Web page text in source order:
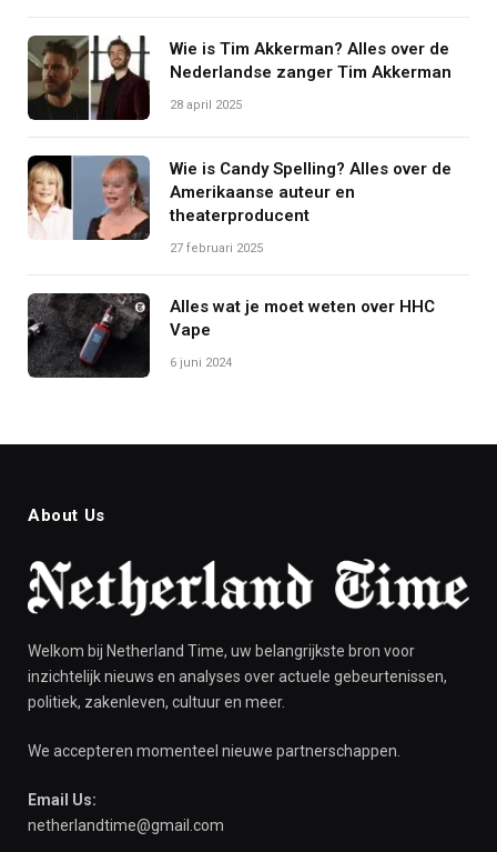
Wie is Tim Akkerman? Alles over de
Nederlandse zanger Tim Akkerman
28 april 2025
Wie is Candy Spelling? Alles over de
Amerikaanse auteur en
theaterproducent
27 februari 2025
Alles wat je moet weten over HHC
Vape
6 juni 2024
About Us
Welkom bij Netherland Time, uw belangrijkste bron voor
inzichtelijk nieuws en analyses over actuele gebeurtenissen,
politiek, zakenleven, cultuur en meer.
We accepteren momenteel nieuwe partnerschappen.
Email Us:
netherlandtime@gmail.com